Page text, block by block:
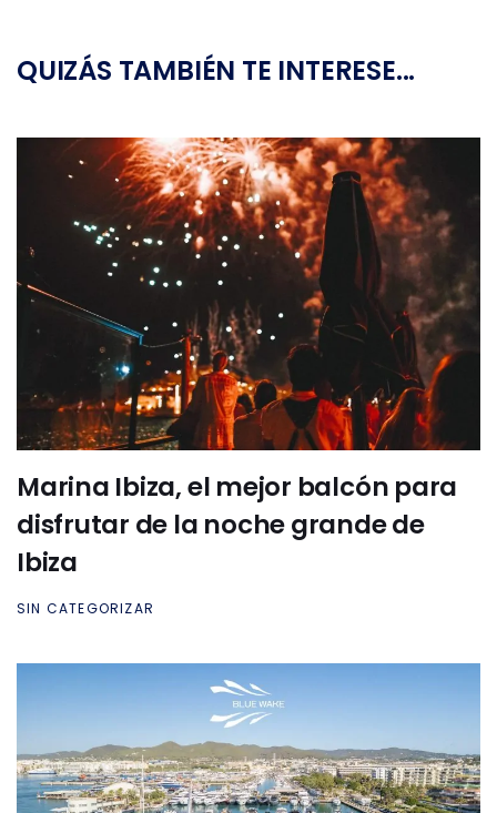
QUIZÁS TAMBIÉN TE INTERESE...
Marina Ibiza, el mejor balcón para
disfrutar de la noche grande de
Ibiza
SIN CATEGORIZAR